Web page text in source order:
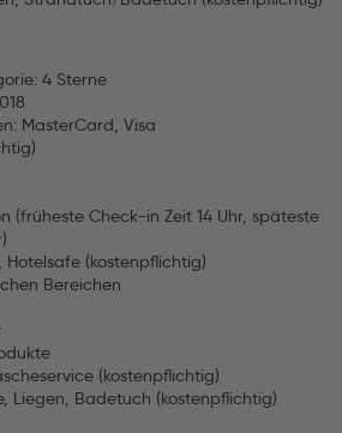
4 Sterne
MasterCard, Visa
(früheste Check-in Zeit 14 Uhr, späteste
(kostenpflichtig)
Bereichen
(kostenpflichtig)
Liegen, Badetuch (kostenpflichtig)